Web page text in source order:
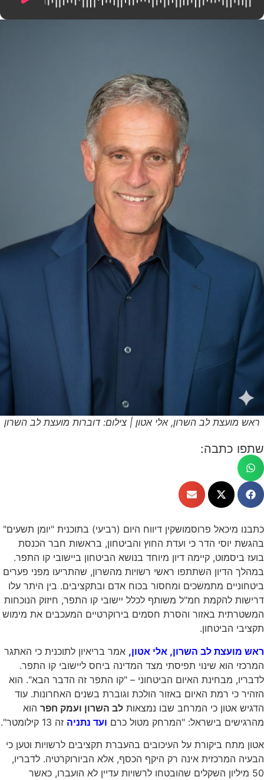
ראש מועצת לב השרון, אלי אטון | צילום: דוברות מועצת לב השרון
שתפו כתבה:
כתבנו מיכאל פרוסמושקין דיווח היום (רביעי) בתוכנית "יומן תשעים"
בהגשת יוסי הדר כי ועדת החוץ והביטחון, בראשות חבר הכנסת
בועז ביסמוט, קיימה דיון מיוחד בנושא הביטחון ביישובי קו התפר.
במהלך הדיון השתתפו ראשי רשויות מהשרון, שהתריעו מפני פערים
ביטחוניים מתמשכים ומחסור בכוח אדם ובתקציבים. בין היתר עלו
דרישות להקמת חמ"ל משותף לכלל יישובי קו התפר, חיזוק הנוכחות
המשטרתית באזור והסרת חסמים בירוקרטיים המעכבים את מימוש
תקציבי הביטחון.
ראש מועצת לב השרון, אלי אטון, אמר בריאיון לתוכנית כי האתגר
המרכזי הוא שינוי תפיסתי מצד המדינה ביחס ליישובי קו התפר.
לדבריו, מבחינת האיום הביטחוני – "קו התפר זה הדבר הבא". הוא
הזהיר כי רמת האיום באזור הולכת וגוברת בשנים האחרונות. עוד
הדגיש אטון כי המרחב שבו נמצאות לב השרון ועמק חפר הוא
מהרגישים בישראל: "המרחק מטול כרם ועד נתניה זה 13 קילומטר".
אטון מתח ביקורת על העיכובים בהעברת תקציבים לרשויות וטען כי
הבעיה המרכזית אינה רק היקף הכסף, אלא הביורוקרטיה. לדבריו,
50 מיליון השקלים שהובטחו לרשויות עדיין לא הועברו, כאשר